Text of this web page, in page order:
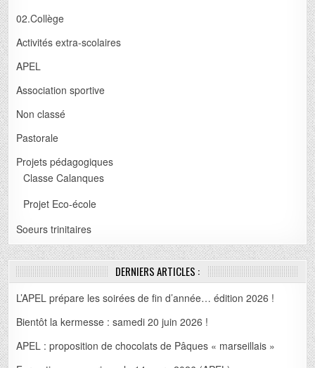
02.Collège
Activités extra-scolaires
APEL
Association sportive
Non classé
Pastorale
Projets pédagogiques
Classe Calanques
Projet Eco-école
Soeurs trinitaires
DERNIERS ARTICLES :
L’APEL prépare les soirées de fin d’année… édition 2026 !
Bientôt la kermesse : samedi 20 juin 2026 !
APEL : proposition de chocolats de Pâques « marseillais »